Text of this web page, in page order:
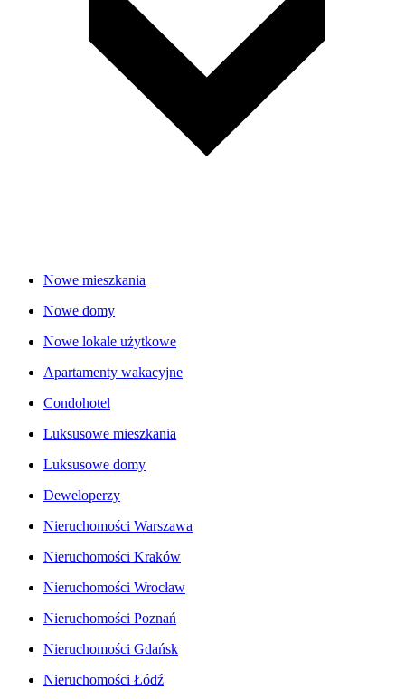
Nowe mieszkania
Nowe domy
Nowe lokale użytkowe
Apartamenty wakacyjne
Condohotel
Luksusowe mieszkania
Luksusowe domy
Deweloperzy
Nieruchomości Warszawa
Nieruchomości Kraków
Nieruchomości Wrocław
Nieruchomości Poznań
Nieruchomości Gdańsk
Nieruchomości Łódź